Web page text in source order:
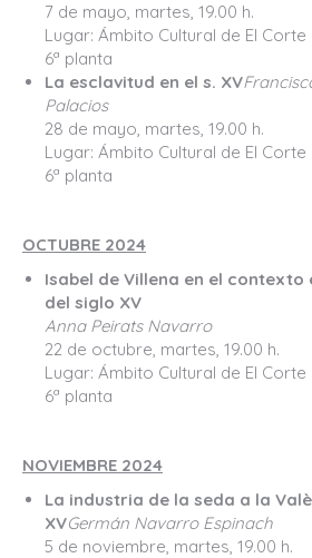
7 de mayo, martes, 19.00 h.
Lugar: Ámbito Cultural de El Corte
6ª planta
La esclavitud en el s. XV
Palacios
28 de mayo, martes, 19.00 h.
Lugar: Ámbito Cultural de El Corte
6ª planta
OCTUBRE 2024
Isabel de Villena en el
del siglo XV
Anna Peirats Navarro
22 de octubre, martes, 19.00 h.
Lugar: Ámbito Cultural de El Corte
6ª planta
NOVIEMBRE 2024
La industria de la seda a la
XVGermán Navarro Espinach
5 de noviembre, martes, 19.00 h.